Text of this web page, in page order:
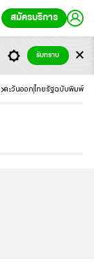
สมัครบริการ
ตะวันออก ไทยรัฐฉบับพิมพ์
รับทราบ